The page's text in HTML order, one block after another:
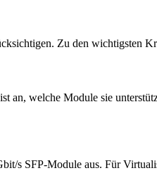
Zu den wichtigsten
an, welche Module sie
s SFP-Module aus. Für